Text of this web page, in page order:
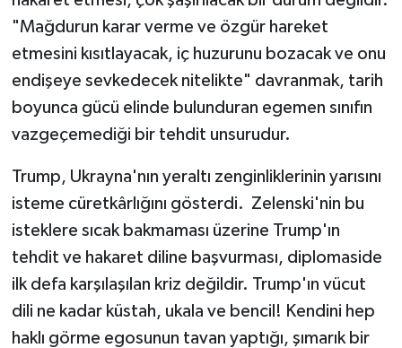
"Mağdurun karar verme ve özgür hareket
etmesini kısıtlayacak, iç huzurunu bozacak ve onu
endişeye sevkedecek nitelikte" davranmak, tarih
boyunca gücü elinde bulunduran egemen sınıfın
vazgeçemediği bir tehdit unsurudur.
Trump, Ukrayna'nın yeraltı zenginliklerinin yarısını
isteme cüretkârlığını gösterdi. Zelenski'nin bu
isteklere sıcak bakmaması üzerine Trump'ın
tehdit ve hakaret diline başvurması, diplomaside
ilk defa karşılaşılan kriz değildir. Trump'ın vücut
dili ne kadar küstah, ukala ve bencil! Kendini hep
haklı görme egosunun tavan yaptığı, şımarık bir
RESMİ REKLAM